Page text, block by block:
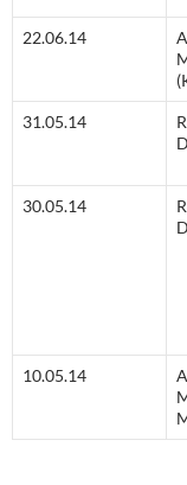
22.06.14
31.05.14
30.05.14
10.05.14